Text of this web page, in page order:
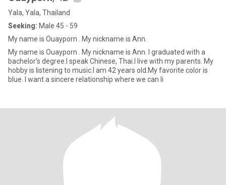
Yala, Yala, Thailand
Seeking: Male 45 - 59
My name is Ouayporn . My nickname is Ann.
My name is Ouayporn . My nickname is Ann. I graduated with a
bachelor's degree.I speak Chinese, Thai.I live with my parents. My
hobby is listening to music.I am 42 years old.My favorite color is
blue. I want a sincere relationship where we can li